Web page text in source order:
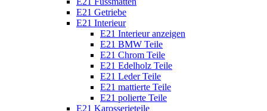
E21 Getriebe
E21 Interieur
E21 Interieur anzeigen
E21 BMW Teile
E21 Chrom Teile
E21 Edelholz Teile
E21 Leder Teile
E21 mattierte Teile
E21 polierte Teile
E21 Karosserieteile